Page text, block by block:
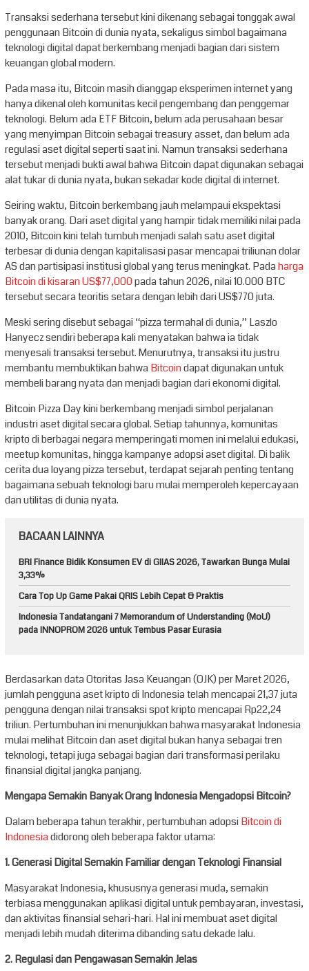
Transaksi sederhana tersebut kini dikenang sebagai tonggak awal
penggunaan Bitcoin di dunia nyata, sekaligus simbol bagaimana
teknologi digital dapat berkembang menjadi bagian dari sistem
keuangan global modern.
Pada masa itu, Bitcoin masih dianggap eksperimen internet yang
hanya dikenal oleh komunitas kecil pengembang dan penggemar
teknologi. Belum ada ETF Bitcoin, belum ada perusahaan besar
yang menyimpan Bitcoin sebagai treasury asset, dan belum ada
regulasi aset digital seperti saat ini. Namun transaksi sederhana
tersebut menjadi bukti awal bahwa Bitcoin dapat digunakan sebagai
alat tukar di dunia nyata, bukan sekadar kode digital di internet.
Seiring waktu, Bitcoin berkembang jauh melampaui ekspektasi
banyak orang. Dari aset digital yang hampir tidak memiliki nilai pada
2010, Bitcoin kini telah tumbuh menjadi salah satu aset digital
terbesar di dunia dengan kapitalisasi pasar mencapai triliunan dolar
AS dan partisipasi institusi global yang terus meningkat. Padaharga
Bitcoin di kisaran US$77,000pada tahun 2026, nilai 10.000 BTC
tersebut secara teoritis setara dengan lebih dari US$770 juta.
Meski sering disebut sebagai “pizza termahal di dunia,” Laszlo
Hanyecz sendiri beberapa kali menyatakan bahwa ia tidak
menyesali transaksi tersebut. Menurutnya, transaksi itu justru
membantu membuktikan bahwaBitcoindapat digunakan untuk
membeli barang nyata dan menjadi bagian dari ekonomi digital.
Bitcoin Pizza Day kini berkembang menjadi simbol perjalanan
industri aset digital secara global. Setiap tahunnya, komunitas
kripto di berbagai negara memperingati momen ini melalui edukasi,
meetup komunitas, hingga kampanye adopsi aset digital. Di balik
cerita dua loyang pizza tersebut, terdapat sejarah penting tentang
bagaimana sebuah teknologi baru mulai memperoleh kepercayaan
dan utilitas di dunia nyata.
BACAAN LAINNYA
BRI Finance Bidik Konsumen EV di GIIAS 2026, Tawarkan Bunga Mulai
3,33%
Cara Top Up Game Pakai QRIS Lebih Cepat & Praktis
Indonesia Tandatangani 7 Memorandum of Understanding (MoU)
pada INNOPROM 2026 untuk Tembus Pasar Eurasia
Berdasarkan data Otoritas Jasa Keuangan (OJK) per Maret 2026,
jumlah pengguna aset kripto di Indonesia telah mencapai 21,37 juta
pengguna dengan nilai transaksi spot kripto mencapai Rp22,24
triliun. Pertumbuhan ini menunjukkan bahwa masyarakat Indonesia
mulai melihat Bitcoin dan aset digital bukan hanya sebagai tren
teknologi, tetapi juga sebagai bagian dari transformasi perilaku
finansial digital jangka panjang.
Mengapa Semakin Banyak Orang Indonesia Mengadopsi Bitcoin?
Dalam beberapa tahun terakhir, pertumbuhan adopsiBitcoin di
Indonesiadidorong oleh beberapa faktor utama:
1. Generasi Digital Semakin Familiar dengan Teknologi Finansial
Masyarakat Indonesia, khususnya generasi muda, semakin
terbiasa menggunakan aplikasi digital untuk pembayaran, investasi,
dan aktivitas finansial sehari-hari. Hal ini membuat aset digital
menjadi lebih mudah diterima dibanding satu dekade lalu.
2. Regulasi dan Pengawasan Semakin Jelas